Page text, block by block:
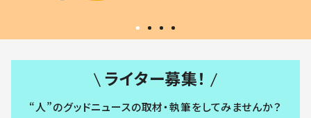
ライター募集！
“人”のグッドニュースの取材・執筆をしてみませんか？